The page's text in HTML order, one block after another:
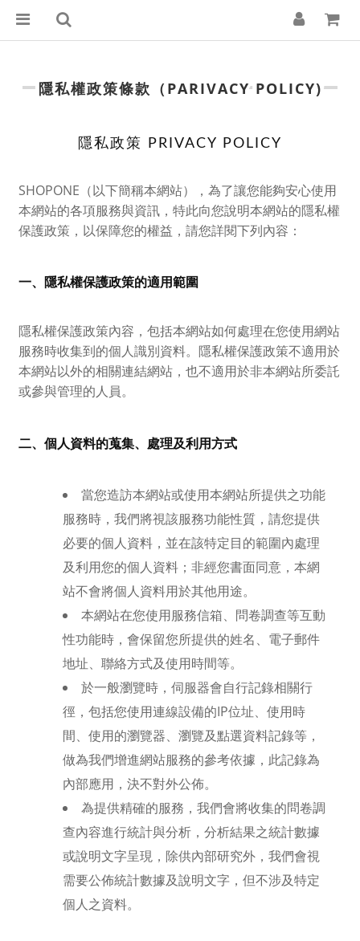
隱私權政策條款（PARIVACY POLICY)
隱私政策 PRIVACY POLICY
SHOPONE（以下簡稱本網站），為了讓您能夠安心使用
本網站的各項服務與資訊，特此向您說明本網站的隱私權
保護政策，以保障您的權益，請您詳閱下列內容：
一、隱私權保護政策的適用範圍
隱私權保護政策內容，包括本網站如何處理在您使用網站
服務時收集到的個人識別資料。隱私權保護政策不適用於
本網站以外的相關連結網站，也不適用於非本網站所委託
或參與管理的人員。
二、個人資料的蒐集、處理及利用方式
當您造訪本網站或使用本網站所提供之功能
服務時，我們將視該服務功能性質，請您提供
必要的個人資料，並在該特定目的範圍內處理
及利用您的個人資料；非經您書面同意，本網
站不會將個人資料用於其他用途。
本網站在您使用服務信箱、問卷調查等互動
性功能時，會保留您所提供的姓名、電子郵件
地址、聯絡方式及使用時間等。
於一般瀏覽時，伺服器會自行記錄相關行
徑，包括您使用連線設備的IP位址、使用時
間、使用的瀏覽器、瀏覽及點選資料記錄等，
做為我們增進網站服務的參考依據，此記錄為
內部應用，決不對外公佈。
為提供精確的服務，我們會將收集的問卷調
查內容進行統計與分析，分析結果之統計數據
或說明文字呈現，除供內部研究外，我們會視
需要公佈統計數據及說明文字，但不涉及特定
個人之資料。